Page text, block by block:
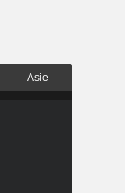
Asie